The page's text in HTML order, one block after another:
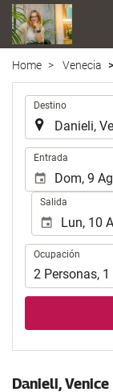
Home Venecia
Destino
Entrada
Salida
Ocupación
Ocupación
2 Personas, 1
Danieli, Venice